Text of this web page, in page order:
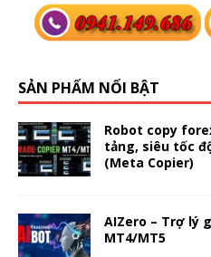
SẢN PHẨM NỔI BẬT
Robot copy
tảng, siêu tốc
(Meta Copier)
AIZero – Trợ lý
MT4/MT5